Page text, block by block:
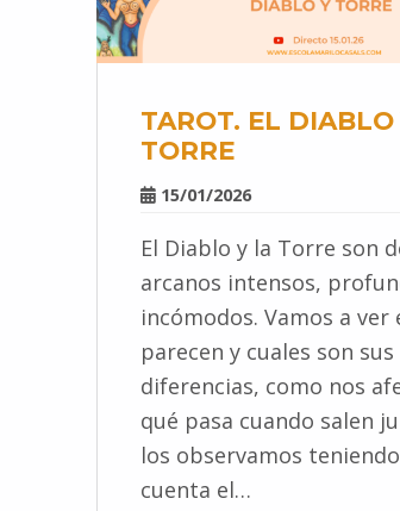
TAROT. EL DIABLO
TORRE
15/01/2026
El Diablo y la Torre son
arcanos intensos,
incómodos. Vamos a ver
parecen y cuales son sus
diferencias, como nos
qué pasa cuando salen
los observamos
cuenta el…